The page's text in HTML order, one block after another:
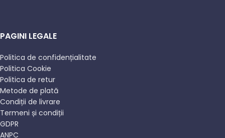
PAGINI LEGALE
Politica de confidențialitate
Politica Cookie
Politica de retur
Metode de plată
Condiții de livrare
Termeni și condiții
GDPR
ANPC